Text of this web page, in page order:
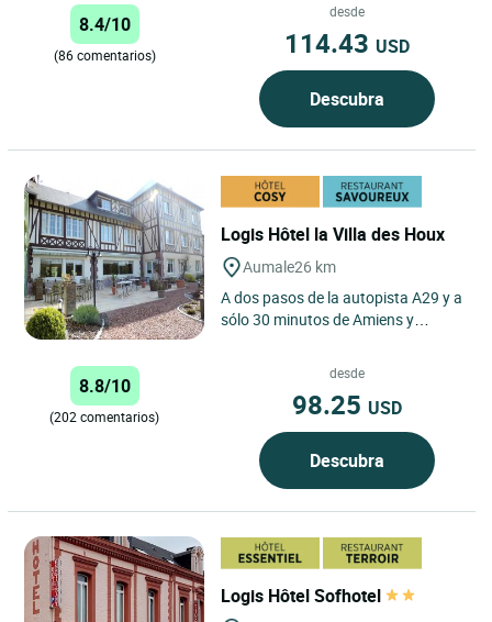
8.4/10
(86 comentarios)
desde
114.43 USD
Descubra
Logis Hôtel la Villa des Houx
Aumale26 km
A dos pasos de la autopista A29 y a
sólo 30 minutos de Amiens y
8.8/10
(202 comentarios)
desde
98.25 USD
Descubra
Logis Hôtel Sofhotel